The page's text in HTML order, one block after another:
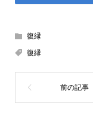
復縁
復縁